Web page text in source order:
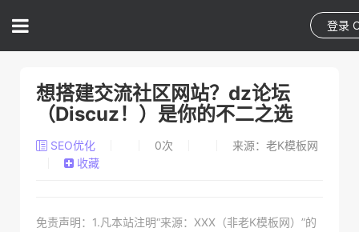
登录
想搭建交流社区网站？dz论坛
（Discuz！）是你的不二之选
SEO优化 0次
来源：老K模板网
收藏
免责声明：1.凡本站注明“来源：XXX（非老K模板网）”的